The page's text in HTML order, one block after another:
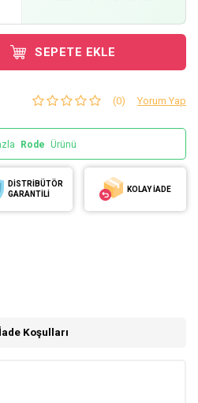
SEPETE EKLE
(0) Yorum Yap
Rode Ürünü
DİSTRİBÜTÖR
GARANTİLİ
KOLAY İADE
Koşulları